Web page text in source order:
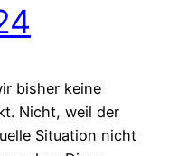
bisher keine
Nicht, weil der
Situation nicht